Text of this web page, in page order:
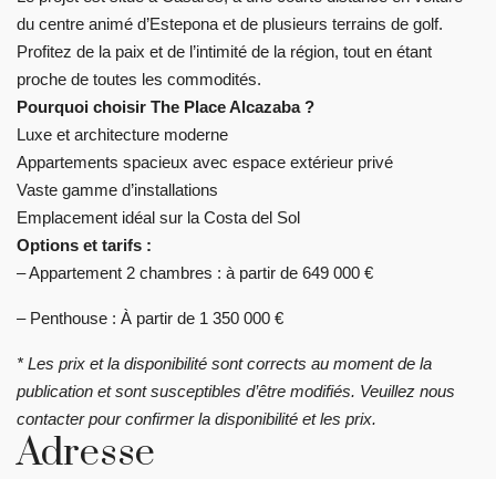
du centre animé d’Estepona et de plusieurs terrains de golf.
Profitez de la paix et de l’intimité de la région, tout en étant
proche de toutes les commodités.
Pourquoi choisir The Place Alcazaba ?
Luxe et architecture moderne
Appartements spacieux avec espace extérieur privé
Vaste gamme d’installations
Emplacement idéal sur la Costa del Sol
Options et tarifs :
– Appartement 2 chambres : à partir de 649 000 €
– Penthouse : À partir de 1 350 000 €
* Les prix et la disponibilité sont corrects au moment de la
publication et sont susceptibles d’être modifiés. Veuillez nous
contacter pour confirmer la disponibilité et les prix.
Adresse